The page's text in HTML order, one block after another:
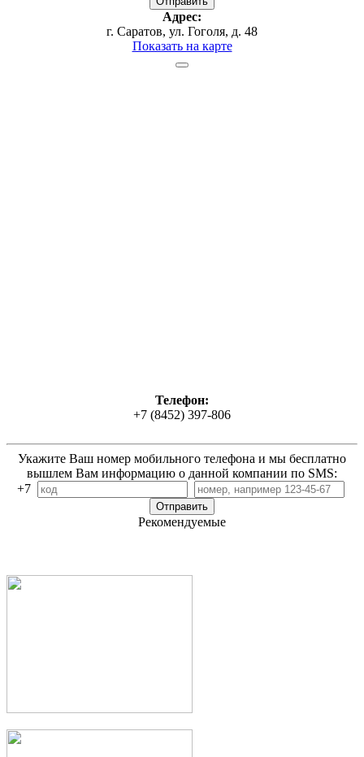
Адрес:
г. Саратов, ул. Гоголя, д. 48
Показать на карте
Телефон:
+7 (8452) 397-806
Укажите Ваш номер мобильного телефона и мы бесплатно
вышлем Вам информацию о данной компании по SMS:
+7
Рекомендуемые